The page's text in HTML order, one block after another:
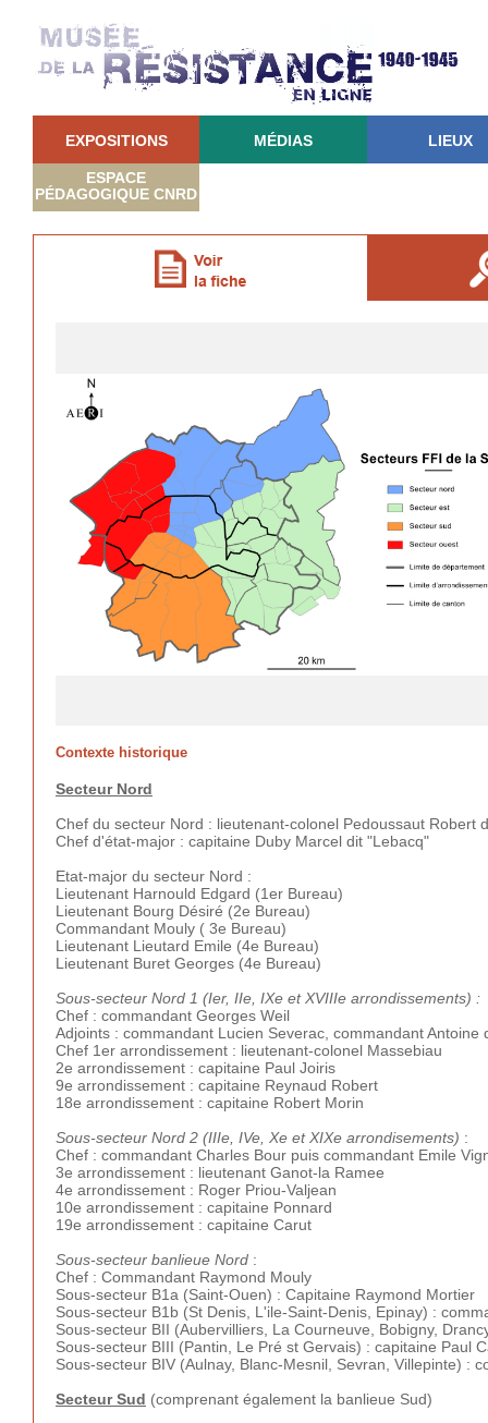
EXPOSITIONS MÉDIAS LIEUX
ESPACE
PÉDAGOGIQUE CNRD
Contexte historique
Secteur Nord
Chef du secteur Nord : lieutenant-colonel Pedoussaut Robert
Chef d'état-major : capitaine Duby Marcel dit "Lebacq"
Etat-major du secteur Nord :
Lieutenant Harnould Edgard (1er Bureau)
Lieutenant Bourg Désiré (2e Bureau)
Commandant Mouly ( 3e Bureau)
Lieutenant Lieutard Emile (4e Bureau)
Lieutenant Buret Georges (4e Bureau)
Sous-secteur Nord 1 (Ier, IIe, IXe et XVIIIe arrondissements) :
Chef : commandant Georges Weil
Adjoints : commandant Lucien Severac, commandant Antoine
Chef 1er arrondissement : lieutenant-colonel Massebiau
2e arrondissement : capitaine Paul Joiris
9e arrondissement : capitaine Reynaud Robert
18e arrondissement : capitaine Robert Morin
Sous-secteur Nord 2 (IIIe, IVe, Xe et XIXe arrondisements) :
Chef : commandant Charles Bour puis commandant Emile
3e arrondissement : lieutenant Ganot-la Ramee
4e arrondissement : Roger Priou-Valjean
10e arrondissement : capitaine Ponnard
19e arrondissement : capitaine Carut
Sous-secteur banlieue Nord :
Chef : Commandant Raymond Mouly
Sous-secteur B1a (Saint-Ouen) : Capitaine Raymond Mortier
Sous-secteur B1b (St Denis, L'ile-Saint-Denis, Epinay) :
Sous-secteur BII (Aubervilliers, La Courneuve, Bobigny,
Sous-secteur BIII (Pantin, Le Pré st Gervais) : capitaine Paul
Sous-secteur BIV (Aulnay, Blanc-Mesnil, Sevran, Villepinte) :
Secteur Sud (comprenant également la banlieue Sud)